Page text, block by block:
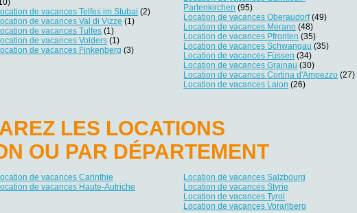
de vacances Telfes im Stubai (2)
de vacances Val di Vizze (1)
de vacances Tulfes (1)
de vacances Volders (1)
de vacances Finkenberg (3)
Partenkirchen (95)
Location de vacances Oberaudorf(49)
Location de vacances Merano (48)
Location de vacances Pfronten (35)
Location de vacances Schwangau (35)
Location de vacances Füssen (34)
Location de vacances Grainau (30)
Location de vacances Cortina d'Ampezzo (27)
Location de vacances Laion (26)
LES LOCATIONS
OU PAR DÉPARTEMENT
de vacances Carinthie
de vacances Haute-Autriche
Location de vacances Salzbourg
Location de vacances Styrie
Location de vacances Tyrol
Location de vacances Vorarlberg